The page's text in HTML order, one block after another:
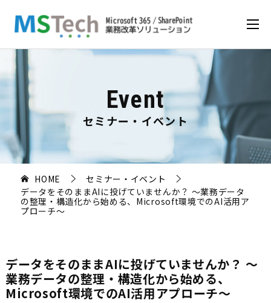
Event
セミナー・イベント
HOME
セミナー・イベント
データをそのままAIに投げていませんか？ ～業務データ
の整理・構造化から始める、Microsoft環境でのAI活用ア
プローチ～
データをそのままAIに投げていませんか？ ～
業務データの整理・構造化から始める、
Microsoft環境でのAI活用アプローチ～